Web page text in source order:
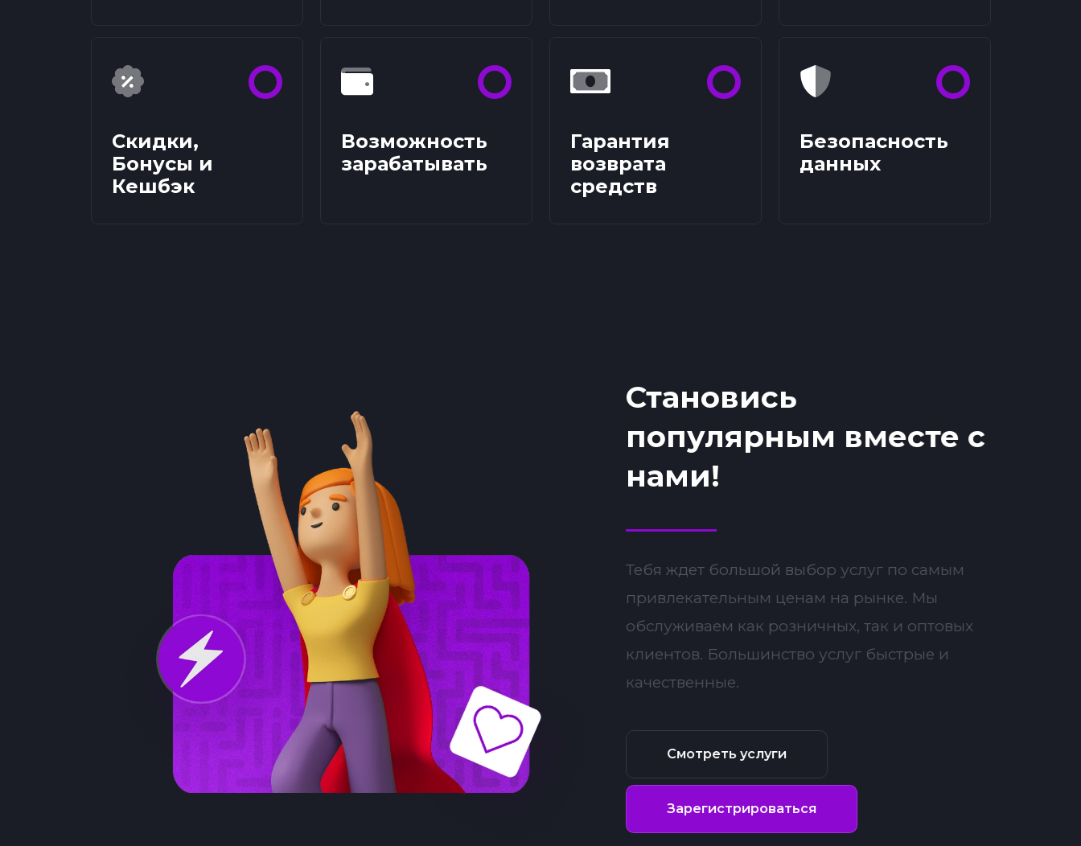
Скидки,
Бонусы и
Кешбэк
Возможность
зарабатывать
Гарантия
возврата
средств
Безопасность
данных
Становись
популярным вместе с
нами!
Тебя ждет большой выбор услуг по самым
привлекательным ценам на рынке. Мы
обслуживаем как розничных, так и оптовых
клиентов. Большинство услуг быстрые и
качественные.
Смотреть услуги
Зарегистрироваться